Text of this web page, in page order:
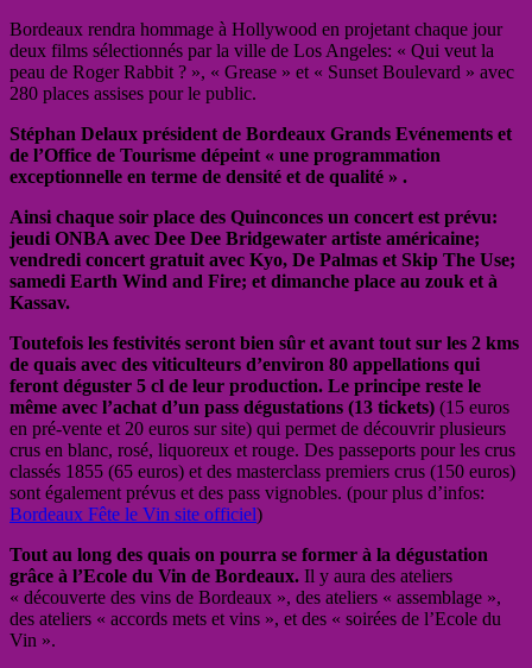
Bordeaux rendra hommage à Hollywood en projetant chaque jour
deux films sélectionnés par la ville de Los Angeles: « Qui veut la
peau de Roger Rabbit ? », « Grease » et « Sunset Boulevard » avec
280 places assises pour le public.
Stéphan Delaux président de Bordeaux Grands Evénements et
de l’Office de Tourisme dépeint « une programmation
exceptionnelle en terme de densité et de qualité » .
Ainsi chaque soir place des Quinconces un concert est prévu:
jeudi ONBA avec Dee Dee Bridgewater artiste américaine;
vendredi concert gratuit avec Kyo, De Palmas et Skip The Use;
samedi Earth Wind and Fire; et dimanche place au zouk et à
Kassav.
Toutefois les festivités seront bien sûr et avant tout sur les 2 kms
de quais avec des viticulteurs d’environ 80 appellations qui
feront déguster 5 cl de leur production. Le principe reste le
même avec l’achat d’un pass dégustations (13 tickets) (15 euros
en pré-vente et 20 euros sur site) qui permet de découvrir plusieurs
crus en blanc, rosé, liquoreux et rouge. Des passeports pour les crus
classés 1855 (65 euros) et des masterclass premiers crus (150 euros)
sont également prévus et des pass vignobles. (pour plus d’infos:
Bordeaux Fête le Vin site officiel)
Tout au long des quais on pourra se former à la dégustation
grâce à l’Ecole du Vin de Bordeaux. Il y aura des ateliers
« découverte des vins de Bordeaux », des ateliers « assemblage »,
des ateliers « accords mets et vins », et des « soirées de l’Ecole du
Vin ».